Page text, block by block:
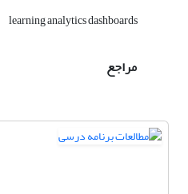
learning analytics dashboards
مراجع